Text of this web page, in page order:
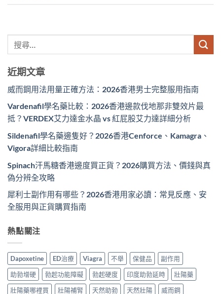
近期文章
威而鋼用法用量正確方法：2026香港男士完整服用指南
Vardenafil學名藥比較：2026香港邊款伐地那非雙效片最
抵？VERDEX艾力達金水晶 vs 紅屁股艾力達詳細分析
Sildenafil學名藥邊隻好？2026香港Cenforce、Kamagra、
Vigora詳細比較指南
Spinach汗馬糖香港邊度買正貨？2026購買方法、價錢與真
偽分辨全攻略
犀利士副作用有哪些？2026香港用家必讀：常見反應、安
全服用與正貨購買指南
熱點關注
Dapoxetine ED治療 Viagra 不舉 保健品
副作用
助勃增硬
勃起功能障礙 勃起硬度 印度助勃延時
壯陽藥
壯陽藥哪裡買
壯陽補腎 天然助勃 天然壯陽 威而鋼